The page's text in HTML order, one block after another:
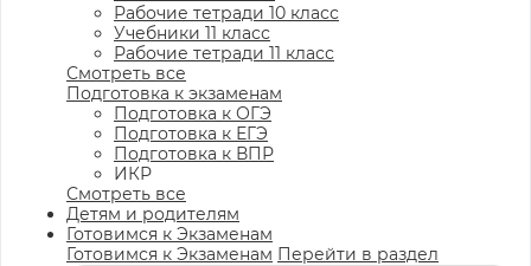
Рабочие тетради 10 класс
Учебники 11 класс
Рабочие тетради 11 класс
Смотреть все
Подготовка к экзаменам
Подготовка к ОГЭ
Подготовка к ЕГЭ
Подготовка к ВПР
ИКР
Смотреть все
Детям и родителям
Готовимся к Экзаменам
Готовимся к Экзаменам Перейти в раздел